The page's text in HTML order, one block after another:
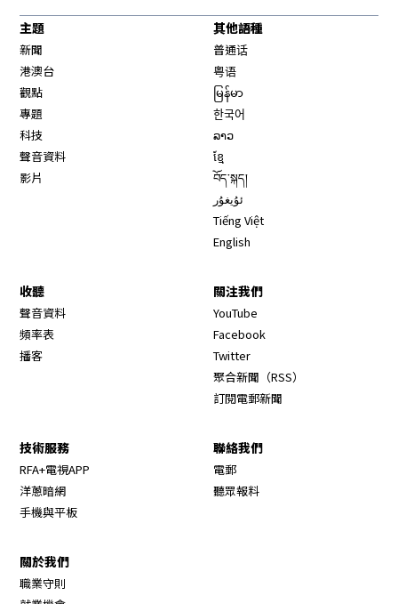
主題
新聞
港澳台
觀點
專題
科技
聲音資料
影片
其他語種
普通话
粤语
မြန်မာ
한국어
ລາວ
ខ្មែ
བོད་སྐད།
ئۇيغۇر
Tiếng Việt
English
收聽
聲音資料
頻率表
播客
關注我們
YouTube
Facebook
Twitter
聚合新聞（RSS）
訂閱電郵新聞
技術服務
RFA+電視APP
洋蔥暗網
手機與平板
聯絡我們
電郵
聽眾報料
關於我們
職業守則